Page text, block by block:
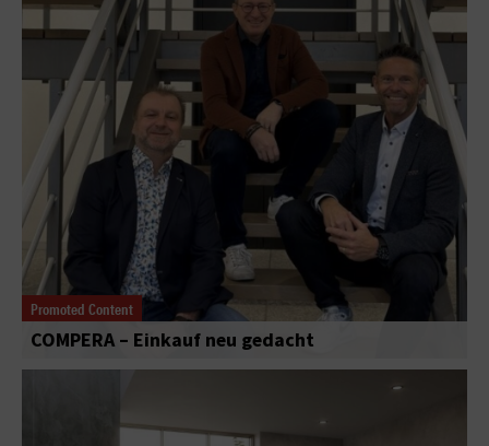
Promoted Content
COMPERA – Einkauf neu gedacht